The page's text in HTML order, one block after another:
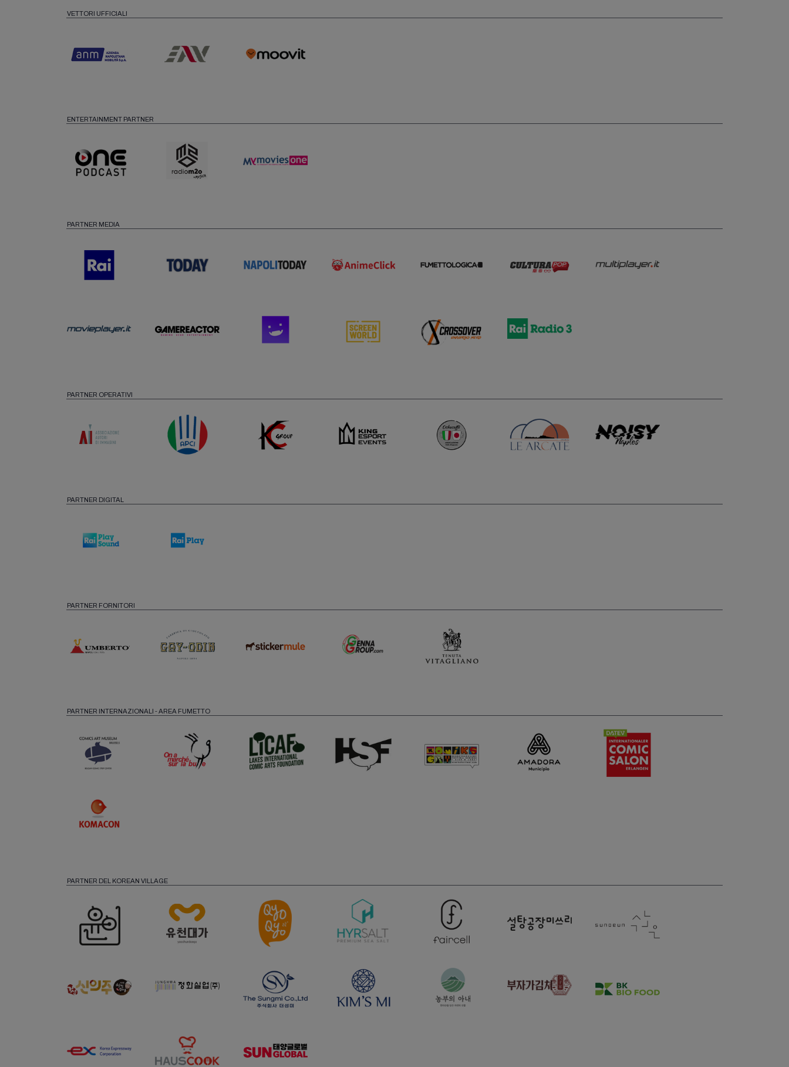
VETTORI UFFICIALI
ENTERTAINMENT PARTNER
PARTNER MEDIA
PARTNER OPERATIVI
PARTNER DIGITAL
PARTNER FORNITORI
PARTNER INTERNAZIONALI - AREA FUMETTO
PARTNER DEL KOREAN VILLAGE